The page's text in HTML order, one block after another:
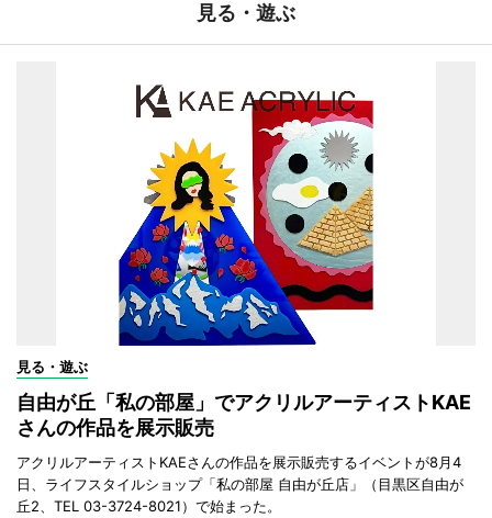
見る・遊ぶ
見る・遊ぶ
自由が丘「私の部屋」でアクリルアーティストKAE
さんの作品を展示販売
アクリルアーティストKAEさんの作品を展示販売するイベントが8月4
日、ライフスタイルショップ「私の部屋 自由が丘店」（目黒区自由が
丘2、TEL 03-3724-8021）で始まった。